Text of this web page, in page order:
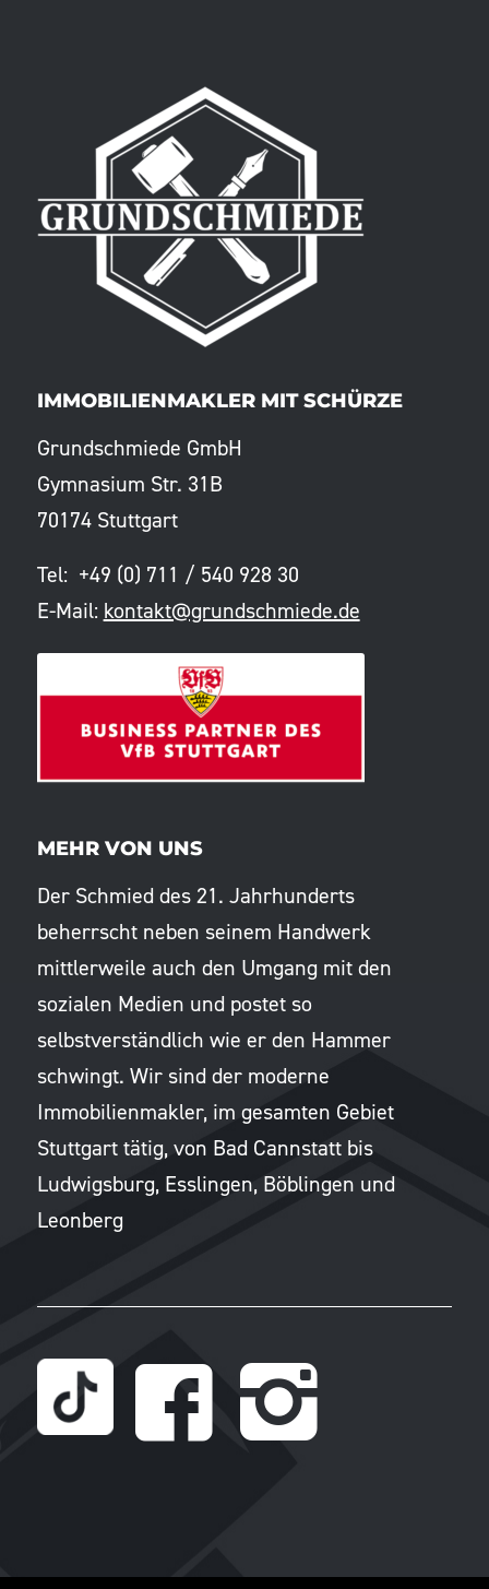
IMMOBILIENMAKLER MIT SCHÜRZE
Grundschmiede GmbH
Gymnasium Str. 31B
70174 Stuttgart
Tel: +49 (0) 711 / 540 928 30
E-Mail: kontakt@grundschmiede.de
MEHR VON UNS
Der Schmied des 21. Jahrhunderts
beherrscht neben seinem Handwerk
mittlerweile auch den Umgang mit den
sozialen Medien und postet so
selbstverständlich wie er den Hammer
schwingt. Wir sind der moderne
Immobilienmakler, im gesamten Gebiet
Stuttgart tätig, von Bad Cannstatt bis
Ludwigsburg, Esslingen, Böblingen und
Leonberg